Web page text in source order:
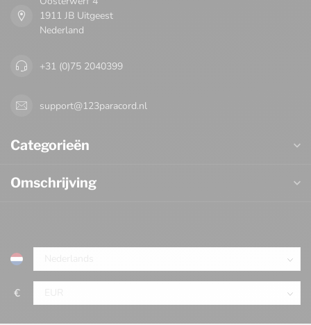
1911 JB Uitgeest
Nederland
+31 (0)75 2040399
support@123paracord.nl
Categorieën
Omschrijving
€